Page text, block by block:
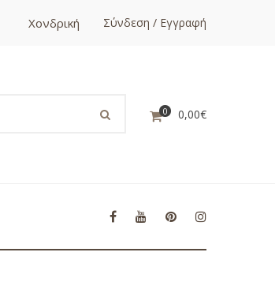
Χονδρική Σύνδεση / Εγγραφή
0 0,00€